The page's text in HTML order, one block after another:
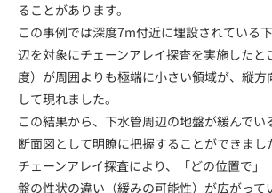
ることがあります。
この事例では深度7m付近に埋設されている
辺を対象にチェーンアレイ探査を実施したと
度）が周囲よりも極端に小さい領域が、縦方
して現れました。
この結果から、下水管周辺の地盤が緩んでい
断面図として明瞭に把握することができまし
チェーンアレイ探査により、「どの位置で」
盤の性状の違い（緩みの可能性）が広がって